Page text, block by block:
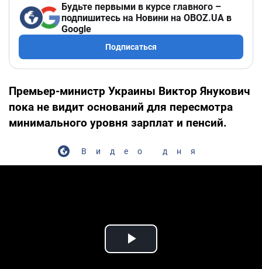
Будьте первыми в курсе главного –
подпишитесь на Новини на OBOZ.UA в
Google
Подписаться
Премьер-министр Украины Виктор Янукович
пока не видит оснований для пересмотра
минимального уровня зарплат и пенсий.
Видео дня
Play Video